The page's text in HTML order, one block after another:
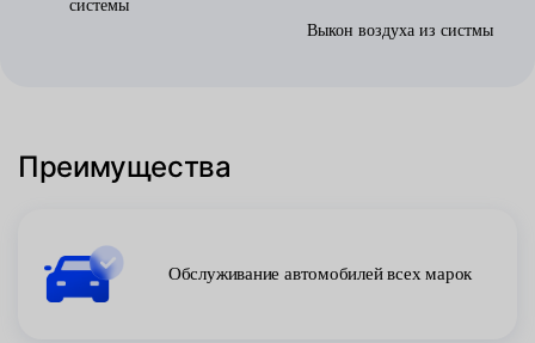
системы
Выкон воздуха из систмы
Преимущества
Обслуживание автомобилей всех марок